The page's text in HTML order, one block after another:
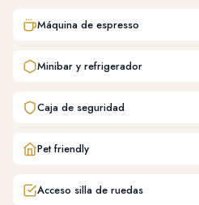
Máquina de espresso
Minibar y refrigerador
Caja de seguridad
Pet friendly
Acceso silla de ruedas